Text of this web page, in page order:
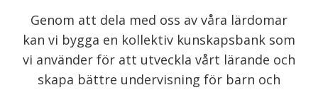
Genom att dela med oss av våra lärdomar
kan vi bygga en kollektiv kunskapsbank som
vi använder för att utveckla vårt lärande och
skapa bättre undervisning för barn och